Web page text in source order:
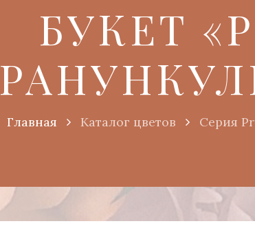
БУКЕТ
Главная Каталог цветов Серия